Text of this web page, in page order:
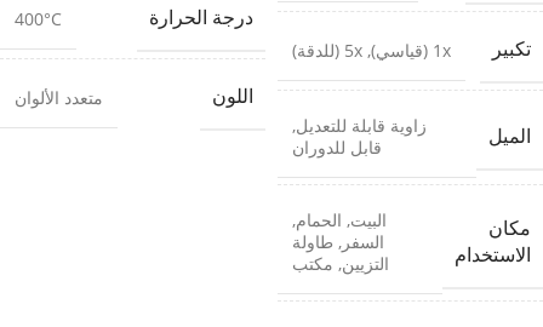
تكبير 1x (قياسي) , 5x (للدقة)
الميل زاوية قابلة للتعديل,
قابل للدوران
مكان
الاستخدام
البيت, الحمام,
السفر , طاولة
التزيين, مكتب
درجة الحرارة 400°C
اللون متعدد الألوان